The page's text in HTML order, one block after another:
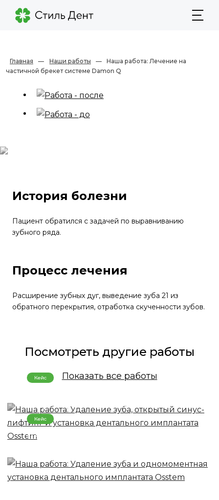
Главная — Наши работы —
Наша работа: Лечение на
частичной брекет системе Damon Q
История болезни
Пациент обратился с задачей по выравниванию
зубного ряда.
Процесс лечения
Расширение зубных дуг, выведение зуба 21 из
обратного перекрытия, отработка скученности зубов.
Посмотреть другие работы
Показать все работы
Кейс
синус-лифтинг и установка
дентального имплантата Osstem
Кейс
Наша работа: Удаление зуба и
дентального имплантата Osstem